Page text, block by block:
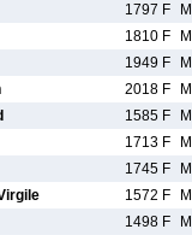
1797 F
1810 F
1949 F
2018 F
1585 F
1713 F
1745 F
1572 F
1498 F